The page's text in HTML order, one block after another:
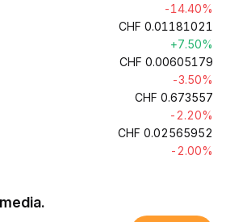
-14.40%
CHF 0.01181021
+7.50%
CHF 0.00605179
-3.50%
CHF 0.673557
-2.20%
CHF 0.02565952
-2.00%